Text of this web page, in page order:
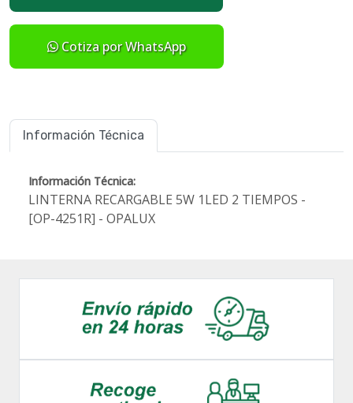
Cotiza por WhatsApp
Información Técnica
Información Técnica:
LINTERNA RECARGABLE 5W 1LED 2 TIEMPOS -
[OP-4251R] - OPALUX